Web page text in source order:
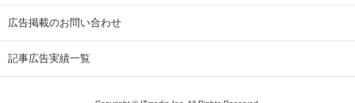
広告掲載のお問い合わせ
記事広告実績一覧